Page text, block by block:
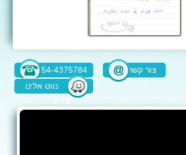
054-4375784
צור קשר
נווט אלינו
בוויז